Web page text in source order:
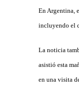
En Argentina,
incluyendo el
La noticia
asistió esta
en una visita